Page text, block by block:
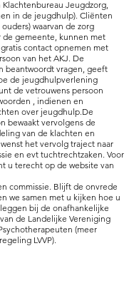
Jeugdzorg,
in de jeugdhulp). Cliënten
waarvan de zorg
gemeente, kunnen met
contact opnemen met
van het AKJ. De
beantwoordt vragen, geeft
de jeugdhulpverlening
de vetrouwens persoon
, indienen en
over jeugdhulp.De
bewaakt vervolgens de
van de klachten en
het vervolg traject naar
en evt tuchtrechtzaken. Voor
u terecht op de website van
commissie. Blijft de onvrede
we samen met u kijken hoe u
bij de onafhankelijke
de Landelijke Vereniging
(meer
LVVP).